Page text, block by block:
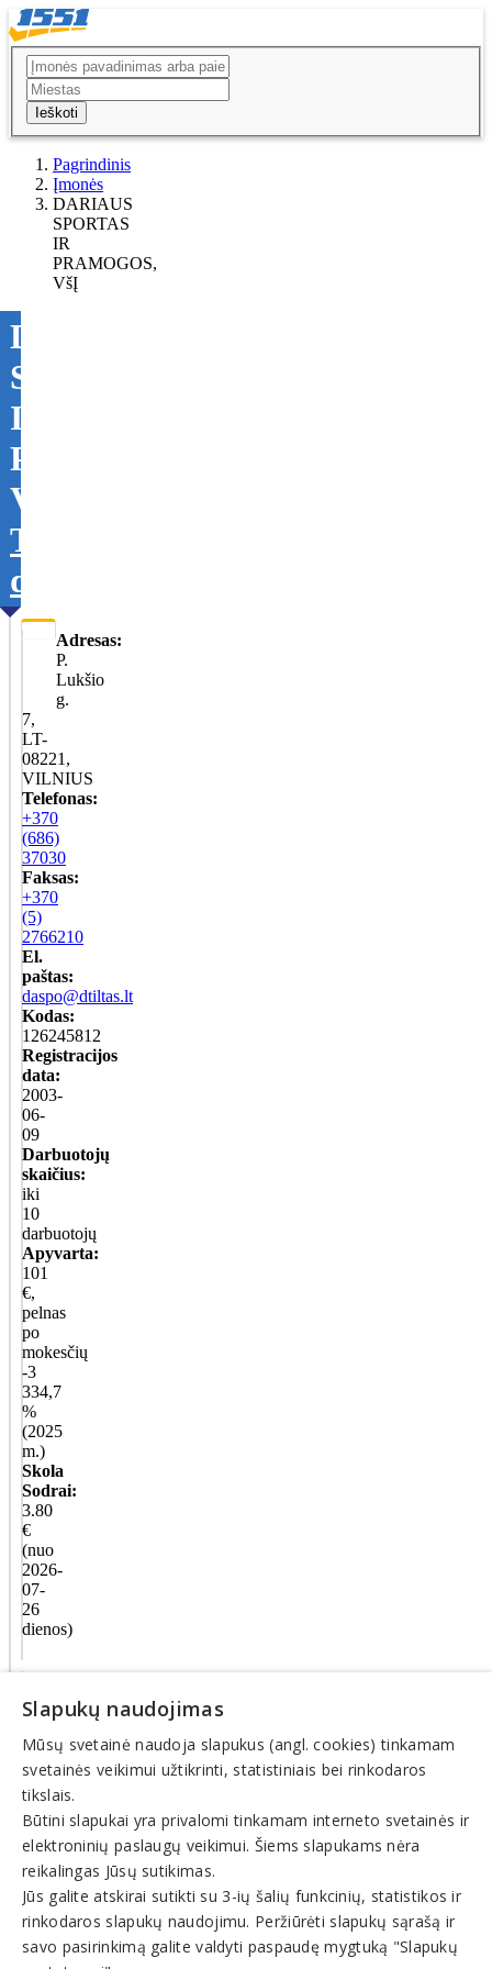
Ieškoti
Pagrindinis
Įmonės
DARIAUS
SPORTAS
IR
PRAMOGOS,
VšĮ
DARIAUS
SPORTAS
IR
PRAMOGOS,
VšĮ
Tikslinti
duomenis
Adresas:
P.
Lukšio
g.
7,
LT-
08221,
VILNIUS
Telefonas:
+370
(686)
37030
Faksas:
+370
(5)
2766210
El.
paštas:
daspo@dtiltas.lt
Kodas:
126245812
Registracijos
data:
2003-
06-
09
Darbuotojų
skaičius:
iki
10
darbuotojų
Apyvarta:
101
€,
pelnas
po
mokesčių
-3
334,7
%
(2025
m.)
Skola
Sodrai:
3.80
€
(nuo
2026-
07-
26
dienos)
Veiklos
sritys
Sportas,
organizacijos
© INFOMINTA, UAB. Visos teisės saugomos. Telefonas+370
6900 1551. El. paštasinfo@1551.info
Pagrindinis
Tikslinti duomenis
Transportas
Slapukų naudojimas
Mūsų svetainė naudoja slapukus (angl. cookies) tinkamam
svetainės veikimui užtikrinti, statistiniais bei rinkodaros
tikslais.
Būtini slapukai yra privalomi tinkamam interneto svetainės ir
elektroninių paslaugų veikimui. Šiems slapukams nėra
reikalingas Jūsų sutikimas.
Jūs galite atskirai sutikti su 3-ių šalių funkcinių, statistikos ir
rinkodaros slapukų naudojimu. Peržiūrėti slapukų sąrašą ir
savo pasirinkimą galite valdyti paspaudę mygtuką "Slapukų